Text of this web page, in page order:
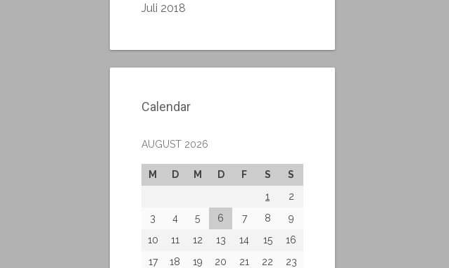
Juli 2018
Calendar
AUGUST 2026
M D M D F S
S
1
2
3
4 5 6 7 8
9
10
11 12 13 14 15
16
17
18 19 20 21 22
23